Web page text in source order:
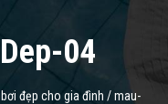
04
đẹp cho gia đình /mau-